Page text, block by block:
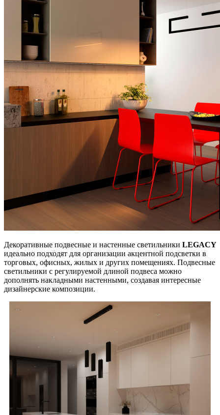
Декоративные подвесные и настенные светильники LEGACY
идеально подходят для организации акцентной подсветки в
торговых, офисных, жилых и других помещениях. Подвесные
светильники с регулируемой длиной подвеса можно
дополнять накладными настенными, создавая интересные
дизайнерские композиции.